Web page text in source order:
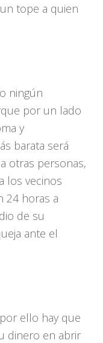
tope a quien
ningún
por un lado
y
barata será
otras personas,
los vecinos
24 horas a
de su
ante el
ello hay que
dinero en abrir